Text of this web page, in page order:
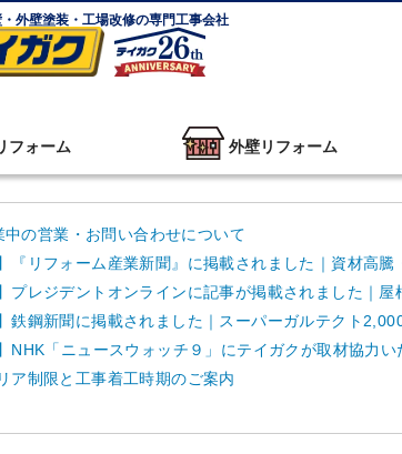
外壁塗装・工場改修の専門工事会社
フォーム 外壁リフォーム
の営業・お問い合わせについて
『リフォーム産業新聞』に掲載されました｜資材高
プレジデントオンラインに記事が掲載されました｜
鉄鋼新聞に掲載されました｜スーパーガルテクト
NHK「ニュースウォッチ９」にテイガクが取材協力い
ア制限と工事着工時期のご案内